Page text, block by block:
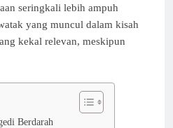
seringkali lebih ampuh
yang muncul dalam kisah
kekal relevan, meskipun
Berdarah